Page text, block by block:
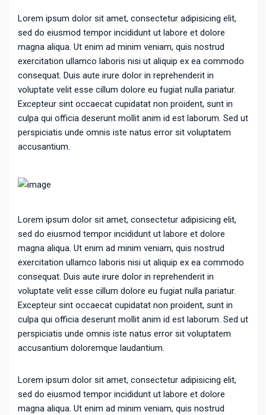
Lorem ipsum dolor sit amet, consectetur adipisicing elit,
sed do eiusmod tempor incididunt ut labore et dolore
magna aliqua. Ut enim ad minim veniam, quis nostrud
exercitation ullamco laboris nisi ut aliquip ex ea commodo
consequat. Duis aute irure dolor in reprehenderit in
voluptate velit esse cillum dolore eu fugiat nulla pariatur.
Excepteur sint occaecat cupidatat non proident, sunt in
culpa qui officia deserunt mollit anim id est laborum. Sed ut
perspiciatis unde omnis iste natus error sit voluptatem
accusantium.
Lorem ipsum dolor sit amet, consectetur adipisicing elit,
sed do eiusmod tempor incididunt ut labore et dolore
magna aliqua. Ut enim ad minim veniam, quis nostrud
exercitation ullamco laboris nisi ut aliquip ex ea commodo
consequat. Duis aute irure dolor in reprehenderit in
voluptate velit esse cillum dolore eu fugiat nulla pariatur.
Excepteur sint occaecat cupidatat non proident, sunt in
culpa qui officia deserunt mollit anim id est laborum. Sed ut
perspiciatis unde omnis iste natus error sit voluptatem
accusantium doloremque laudantium.
Lorem ipsum dolor sit amet, consectetur adipisicing elit,
sed do eiusmod tempor incididunt ut labore et dolore
magna aliqua. Ut enim ad minim veniam, quis nostrud